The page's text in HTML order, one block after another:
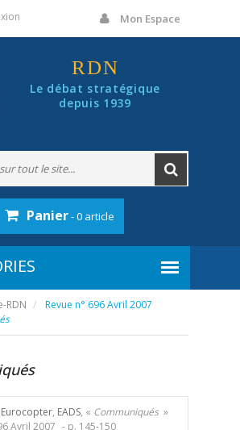
Mon Espace
RDN
Le débat stratégique
depuis 1939
Panier- 0 article
RDN
Revue n° 696 Avril 2007
Eurocopter, EADS, « Communiqués »
Avril 2007 - p. 145-150